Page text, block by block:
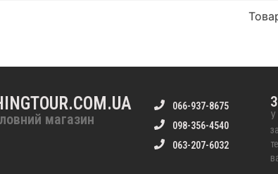
магазин
066-937-8675
098-356-4540
063-207-6032
У